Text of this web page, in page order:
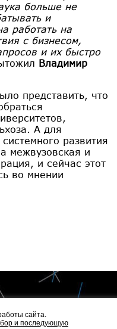
больше не
и
работать на
с бизнесом,
и их быстро
Владимир
представить, что
А для
развития
межвузовская и
и сейчас этот
во мнении
сайта.
и последующую